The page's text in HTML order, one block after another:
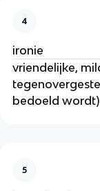
4
ironie
vriendelijke,
bedoeld wordt)
5